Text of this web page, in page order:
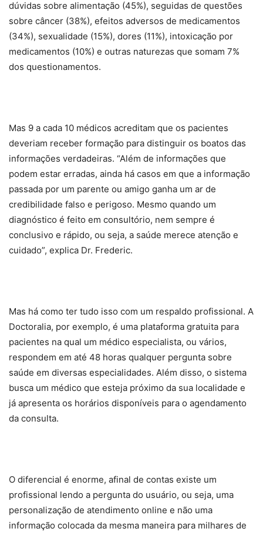
dúvidas sobre alimentação (45%), seguidas de questões
sobre câncer (38%), efeitos adversos de medicamentos
(34%), sexualidade (15%), dores (11%), intoxicação por
medicamentos (10%) e outras naturezas que somam 7%
dos questionamentos.
Mas 9 a cada 10 médicos acreditam que os pacientes
deveriam receber formação para distinguir os boatos das
informações verdadeiras. “Além de informações que
podem estar erradas, ainda há casos em que a informação
passada por um parente ou amigo ganha um ar de
credibilidade falso e perigoso. Mesmo quando um
diagnóstico é feito em consultório, nem sempre é
conclusivo e rápido, ou seja, a saúde merece atenção e
cuidado”, explica Dr. Frederic.
Mas há como ter tudo isso com um respaldo profissional. A
Doctoralia, por exemplo, é uma plataforma gratuita para
pacientes na qual um médico especialista, ou vários,
respondem em até 48 horas qualquer pergunta sobre
saúde em diversas especialidades. Além disso, o sistema
busca um médico que esteja próximo da sua localidade e
já apresenta os horários disponíveis para o agendamento
da consulta.
O diferencial é enorme, afinal de contas existe um
profissional lendo a pergunta do usuário, ou seja, uma
personalização de atendimento online e não uma
informação colocada da mesma maneira para milhares de